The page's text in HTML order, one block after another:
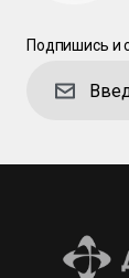
Подпишись и